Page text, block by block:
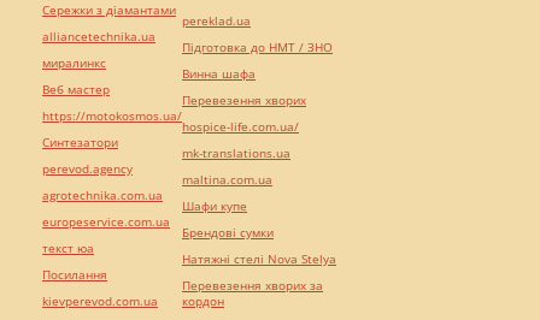
Сережки з діамантами
alliancetechnika.ua
миралинкс
Веб мастер
https://motokosmos.ua/
Синтезатори
perevod.agency
agrotechnika.com.ua
europeservice.com.ua
текст юа
Посилання
kievperevod.com.ua
pereklad.ua
Підготовка до НМТ / ЗНО
Винна шафа
Перевезення хворих
hospice-life.com.ua/
mk-translations.ua
maltina.com.ua
Шафи купе
Брендові сумки
Натяжні стелі Nova Stelya
Перевезення хворих за
кордон